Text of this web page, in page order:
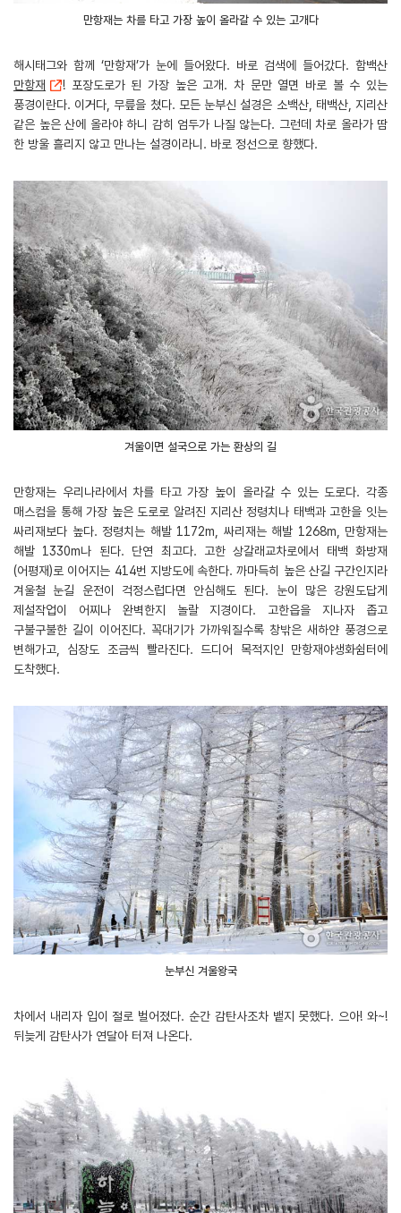
만항재는 차를 타고 가장 높이 올라갈 수 있는 고개다
해시태그와 함께 ‘만항재’가 눈에 들어왔다. 바로 검색에 들어갔다. 함백산
만항재
! 포장도로가 된 가장 높은 고개. 차 문만 열면 바로 볼 수 있는
풍경이란다. 이거다, 무릎을 쳤다. 모든 눈부신 설경은 소백산, 태백산, 지리산
같은 높은 산에 올라야 하니 감히 엄두가 나질 않는다. 그런데 차로 올라가 땀
한 방울 흘리지 않고 만나는 설경이라니. 바로 정선으로 향했다.
겨울이면 설국으로 가는 환상의 길
만항재는 우리나라에서 차를 타고 가장 높이 올라갈 수 있는 도로다. 각종
매스컴을 통해 가장 높은 도로로 알려진 지리산 정령치나 태백과 고한을 잇는
싸리재보다 높다. 정령치는 해발 1172m, 싸리재는 해발 1268m, 만항재는
해발 1330m나 된다. 단연 최고다. 고한 상갈래교차로에서 태백 화방재
(어평재)로 이어지는 414번 지방도에 속한다. 까마득히 높은 산길 구간인지라
겨울철 눈길 운전이 걱정스럽다면 안심해도 된다. 눈이 많은 강원도답게
제설작업이 어찌나 완벽한지 놀랄 지경이다. 고한읍을 지나자 좁고
구불구불한 길이 이어진다. 꼭대기가 가까워질수록 창밖은 새하얀 풍경으로
변해가고, 심장도 조금씩 빨라진다. 드디어 목적지인 만항재야생화쉼터에
도착했다.
눈부신 겨울왕국
차에서 내리자 입이 절로 벌어졌다. 순간 감탄사조차 뱉지 못했다. 으아! 와~!
뒤늦게 감탄사가 연달아 터져 나온다.